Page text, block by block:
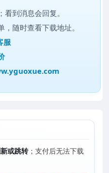
到消息会回复。
，随时查看下载地址。
服
或跳转；支付后无法下载